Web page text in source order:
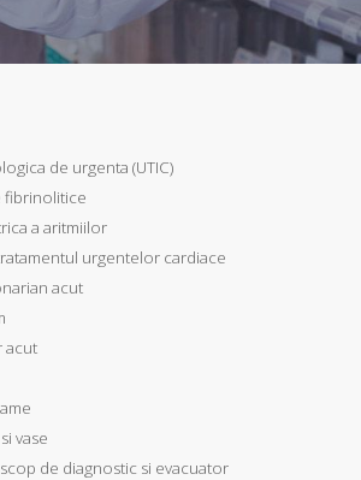
de urgenta (UTIC)
fibrinolitice
a aritmiilor
urgentelor cardiace
acut
acut
vase
de diagnostic si evacuator